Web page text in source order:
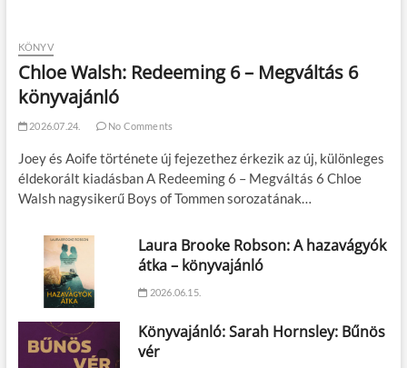
KÖNYV
Chloe Walsh: Redeeming 6 – Megváltás 6
könyvajánló
2026.07.24. No Comments
Joey és Aoife története új fejezethez érkezik az új, különleges
éldekorált kiadásban A Redeeming 6 – Megváltás 6 Chloe
Walsh nagysikerű Boys of Tommen sorozatának…
Laura Brooke Robson: A hazavágyók
átka – könyvajánló
2026.06.15.
Könyvajánló: Sarah Hornsley: Bűnös
vér